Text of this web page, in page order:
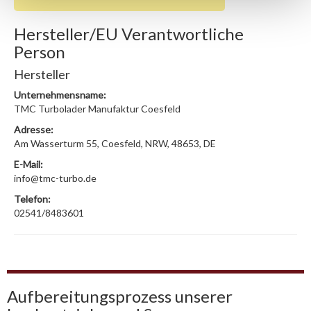
Hersteller/EU Verantwortliche
Person
Hersteller
Unternehmensname:
TMC Turbolader Manufaktur Coesfeld
Adresse:
Am Wasserturm 55, Coesfeld, NRW, 48653, DE
E-Mail:
info@tmc-turbo.de
Telefon:
02541/8483601
Aufbereitungsprozess unserer